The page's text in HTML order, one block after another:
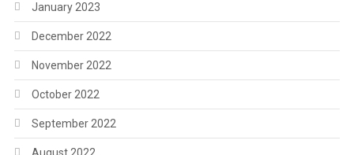
January 2023
December 2022
November 2022
October 2022
September 2022